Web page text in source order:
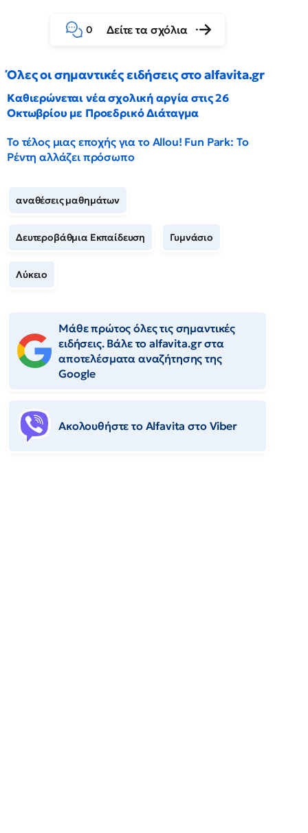
0 Δείτε τα σχόλια
Όλες οι σημαντικές ειδήσεις στο alfavita.gr
Καθιερώνεται νέα σχολική αργία στις 26
Οκτωβρίου με Προεδρικό Διάταγμα
Το τέλος μιας εποχής για το Allou! Fun Park: Το
Ρέντη αλλάζει πρόσωπο
αναθέσεις μαθημάτων
Δευτεροβάθμια Εκπαίδευση Γυμνάσιο
Λύκειο
Μάθε πρώτος όλες τις σημαντικές
ειδήσεις. Βάλε το alfavita.gr στα
αποτελέσματα αναζήτησης της
Google
Ακολουθήστε το Αlfavita στο Viber